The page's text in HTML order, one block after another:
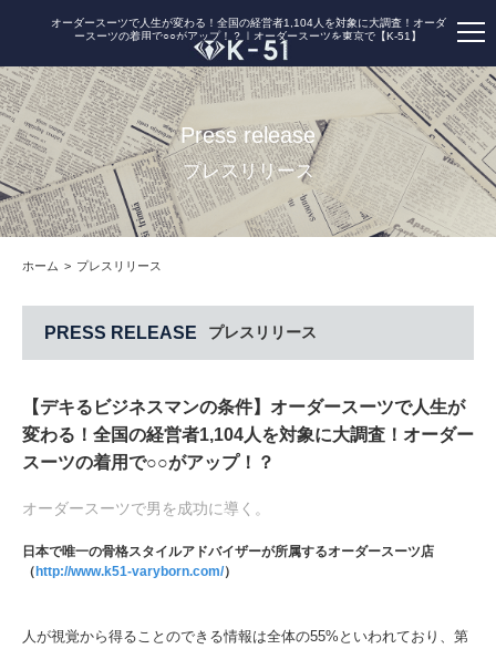
オーダースーツで人生が変わる！全国の経営者1,104人を対象に大調査！オーダ
ースーツの着用で○○がアップ！？｜オーダースーツを東京で【K-51】
Press release
プレスリリース
ホーム プレスリリース
PRESS RELEASE プレスリリース
【デキるビジネスマンの条件】オーダースーツで人生が
変わる！全国の経営者1,104人を対象に大調査！オーダー
スーツの着用で○○がアップ！？
オーダースーツで男を成功に導く。
日本で唯一の骨格スタイルアドバイザーが所属するオーダースーツ店
（ http://www.k51-varyborn.com/）
人が視覚から得ることのできる情報は全体の55%といわれており、第